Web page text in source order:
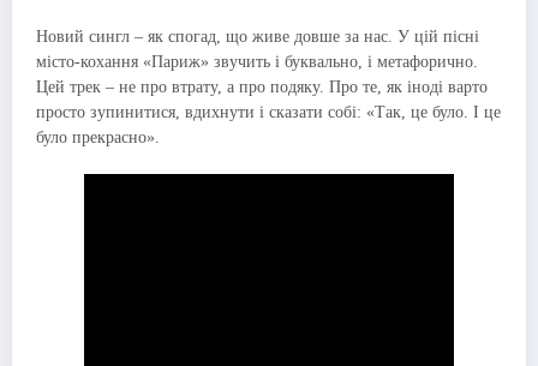
Новий сингл – як спогад, що живе довше за нас. У цій пісні
місто-кохання «Париж» звучить і буквально, і метафорично.
Цей трек – не про втрату, а про подяку. Про те, як іноді варто
просто зупинитися, вдихнути і сказати собі: «Так, це було. І це
було прекрасно».